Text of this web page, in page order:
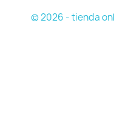
© 2026 - tienda